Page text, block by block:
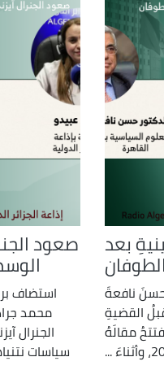
بعد
حسنَ نافعةَ
القضيةِ
مقالَهُ
صعود
استضاف
محمد
الجنرال
سياسات